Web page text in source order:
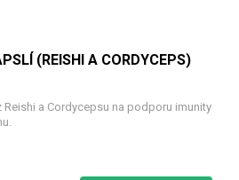
(REISHI A CORDYCEPS)
a Cordycepsu na podporu imunity